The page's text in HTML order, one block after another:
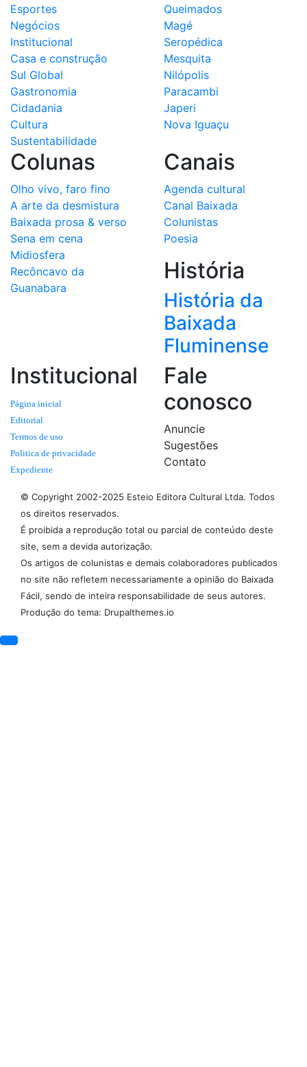
Esportes
Negócios
Institucional
Casa e construção
Sul Global
Gastronomia
Cidadania
Cultura
Sustentabilidade
Queimados
Magé
Seropédica
Mesquita
Nilópolis
Paracambi
Japeri
Nova Iguaçu
Colunas
Olho vivo, faro fino
A arte da desmistura
Baixada prosa & verso
Sena em cena
Midiosfera
Recôncavo da
Guanabara
Canais
Agenda cultural
Canal Baixada
Colunistas
Poesia
História
História da
Baixada
Fluminense
Institucional
Página inicial
Editorial
Termos de uso
Politica de privacidade
Expediente
Fale
conosco
Anuncie
Sugestões
Contato
© Copyright 2002-2025 Esteio Editora Cultural Ltda. Todos
os direitos reservados.
É proibida a reprodução total ou parcial de conteúdo deste
site, sem a devida autorização.
Os artigos de colunistas e demais colaboradores publicados
no site não refletem necessariamente a opinião do Baixada
Fácil, sendo de inteira responsabilidade de seus autores.
Produção do tema: Drupalthemes.io